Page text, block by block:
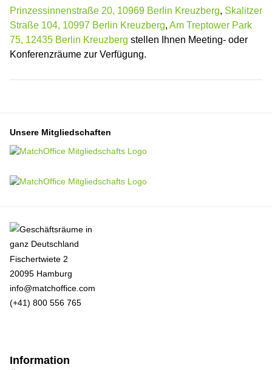
Prinzessinnenstraße 20, 10969 Berlin Kreuzberg, Skalitzer
Straße 104, 10997 Berlin Kreuzberg, Am Treptower Park
75, 12435 Berlin Kreuzberg stellen Ihnen Meeting- oder
Konferenzräume zur Verfügung.
Unsere Mitgliedschaften
Fischertwiete 2
20095 Hamburg
info@matchoffice.com
(+41) 800 556 765
Information